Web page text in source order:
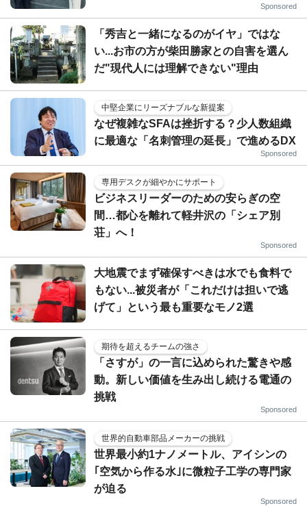
Sponsored
「秀吉と一緒になるのがイヤ」ではな
い...お市の方が柴田勝家との自害を選ん
だ"現代人には理解できない"理由
中堅企業にリーズナブルな新提案
なぜ複雑なSFAは挫折する？少人数組織
に最適な「名刺管理の延長」で進めるDX
Sponsored
専用デスクが細やかにサポート
ビジネスリーダーのための安らぎの空
間…都心を離れて軽井沢の「シェア別
荘」へ！
Sponsored
大地震でまず確保すべきは水でも食料で
もない...被災者が「これだけは担いで逃
げて」という最も重要なモノ2選
期待を超えるチームの強さ
「さすが」の一言に込められた驚きや感
動。新しい価値を生み出し続ける電通の
挑戦
Sponsored
世界的自動車部品メーカーの挑戦
世界最小約1ナノメートル、アイシンの
｢空気から作る水｣に微粒子工学の専門家
が迫る
Sponsored